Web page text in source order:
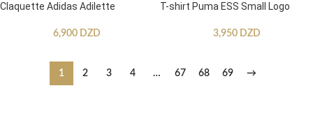
Claquette Adidas Adilette
6,900 DZD
T-shirt Puma ESS Small Logo
3,950 DZD
1 2 3 4 … 67 68 69 →